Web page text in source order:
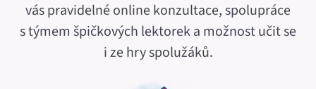
vás pravidelné online konzultace, spolupráce
s týmem špičkových lektorek a možnost učit se
i ze hry spolužáků.